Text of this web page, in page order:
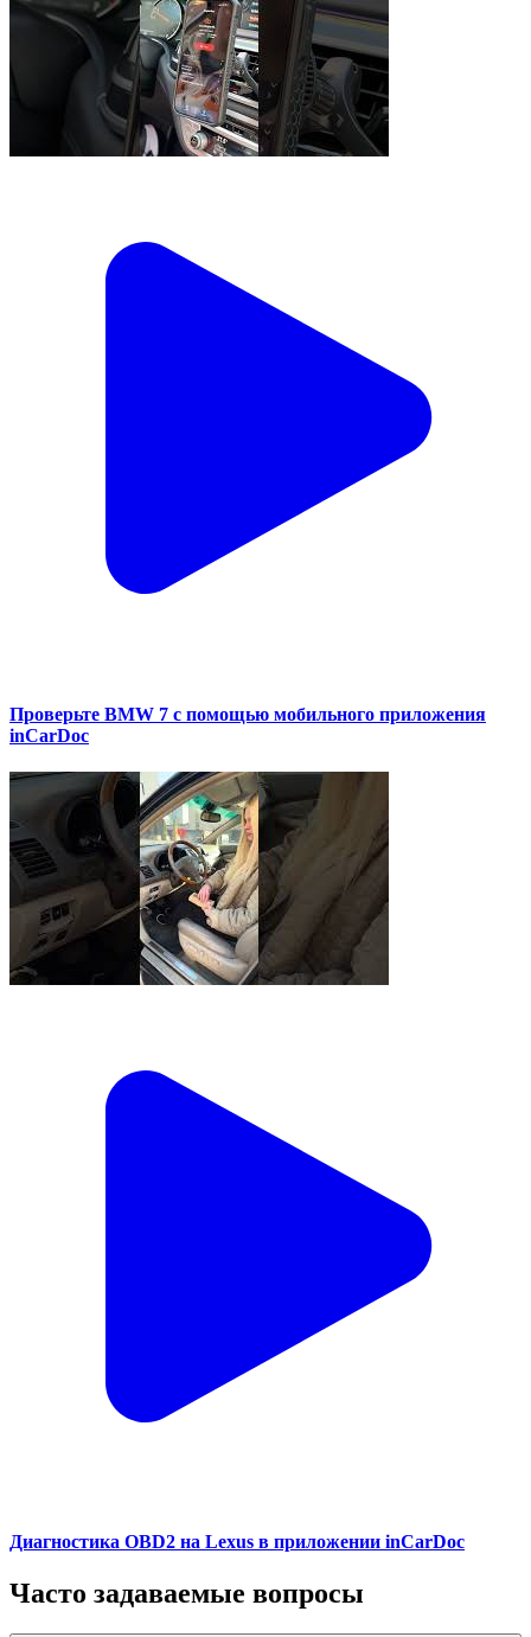
Проверьте BMW 7 с помощью мобильного приложения
inCarDoc
Диагностика OBD2 на Lexus в приложении inCarDoc
Часто задаваемые вопросы